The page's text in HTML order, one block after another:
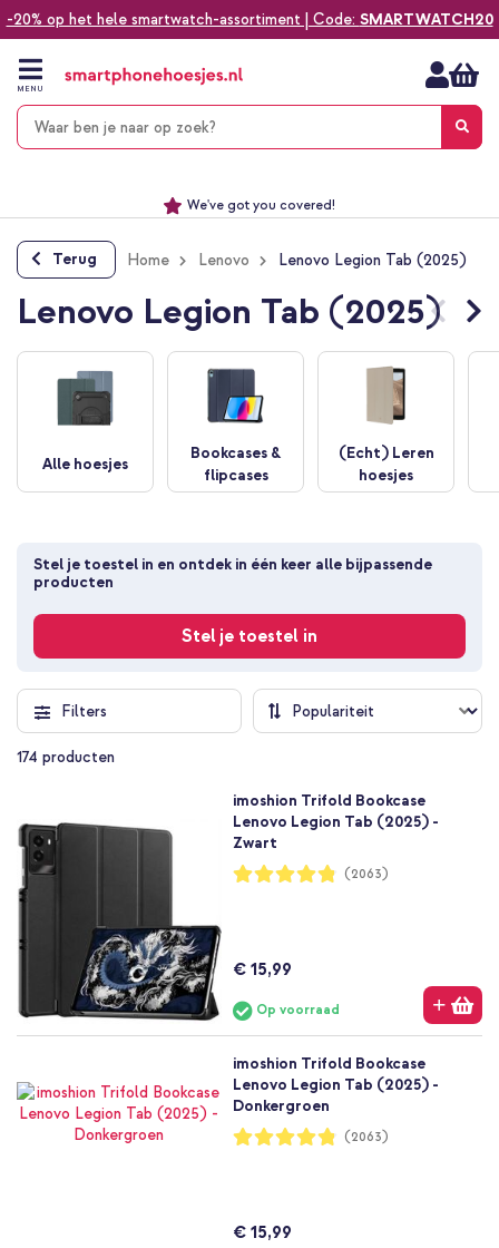
-20% op het hele smartwatch-assortiment | Code: SMARTWATCH20
naar
inhoud
MENU
Alles voor jouw telefoon, tablet, smartwatch of laptop
We've got you covered!
Terug Home Lenovo Lenovo Legion Tab (2025)
Lenovo Legion Tab (2025)
Alle hoesjes
Bookcases &
flipcases
(Echt) Leren
hoesjes
Stel je toestel in en ontdek in één keer alle bijpassende
producten
Stel je toestel in
Filters
174 producten
imoshion Trifold Bookcase
Lenovo Legion Tab (2025) -
Zwart
Waardering:
96%
(2063)
€ 15,99
Op voorraad
imoshion Trifold Bookcase
Lenovo Legion Tab (2025) -
Donkergroen
Waardering:
96%
(2063)
€ 15,99